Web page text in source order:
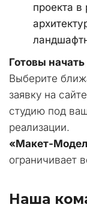
проекта
Готовы начать
Выберите
заявку на
студию под
реализации.
ограничивает
Наша